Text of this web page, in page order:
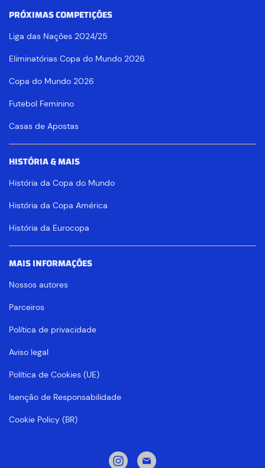
PRÓXIMAS COMPETIÇÕES
Liga das Nações 2024/25
Eliminatórias Copa do Mundo 2026
Copa do Mundo 2026
Futebol Feminino
Casas de Apostas
HISTÓRIA & MAIS
História da Copa do Mundo
História da Copa América
História da Eurocopa
MAIS INFORMAÇÕES
Nossos autores
Parceiros
Política de privacidade
Aviso legal
Política de Cookies (UE)
Isenção de Responsabilidade
Cookie Policy (BR)